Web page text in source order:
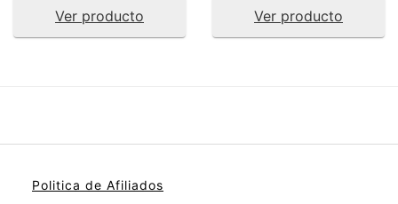
Ver producto Ver producto
Politica de Afiliados